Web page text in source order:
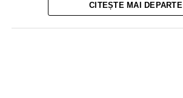
CITEȘTE MAI DEPARTE